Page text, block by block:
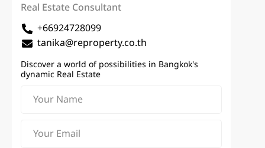
Real Estate Consultant
+66924728099
tanika@reproperty.co.th
Discover a world of possibilities in Bangkok's
dynamic Real Estate